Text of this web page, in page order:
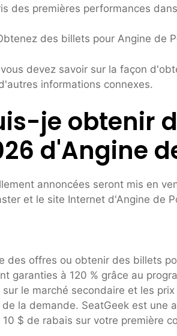
des premières performances
des billets pour Angine de
devez savoir sur la façon
informations connexes.
je obtenir
d'Angine
annoncées seront mis en
et le site Internet d'Angine de
des offres ou obtenir des billets
garanties à 120 % grâce au
le marché secondaire et les
la demande. SeatGeek est une
10 $ de rabais sur votre première